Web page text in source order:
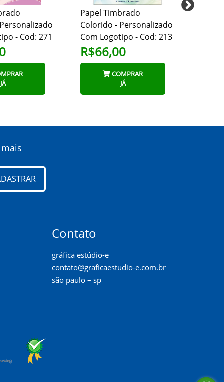
- Cod: 271
JÁ
Papel Timbrado
Colorido - Personalizado
Com Logotipo - Cod: 213
R$66,00
COMPRAR
JÁ
Contato
gráfica estúdio-e
contato@graficaestudio-e.com.br
são paulo – sp